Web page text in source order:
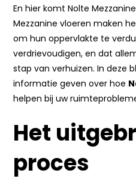
En hier komt Nolte
Mezzanine vloeren maken
om hun oppervlakte te
verdrievoudigen, en dat
stap van verhuizen. In deze
informatie geven over hoe
helpen bij uw
Het
proces